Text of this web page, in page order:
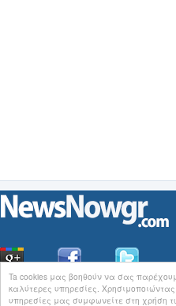
Ta cookies μας βοηθούν να σας
καλύτερες υπηρεσίες. Χρησιμοποιώντας
υπηρεσίες μας συμφωνείτε στη χρήση
ΟιΕιδήσεις του NewsNowgr.com στοiNews